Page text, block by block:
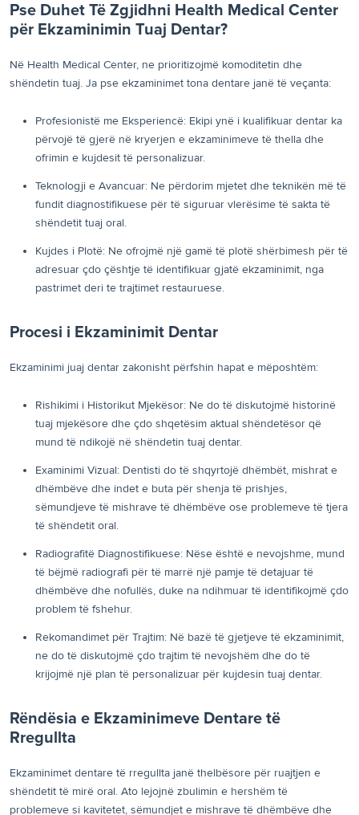
Pse Duhet Të Zgjidhni Health Medical Center
për Ekzaminimin Tuaj Dentar?
Në Health Medical Center, ne prioritizojmë komoditetin dhe
shëndetin tuaj. Ja pse ekzaminimet tona dentare janë të veçanta:
Profesionistë me Eksperiencë: Ekipi ynë i kualifikuar dentar ka
përvojë të gjerë në kryerjen e ekzaminimeve të thella dhe
ofrimin e kujdesit të personalizuar.
Teknologji e Avancuar: Ne përdorim mjetet dhe teknikën më të
fundit diagnostifikuese për të siguruar vlerësime të sakta të
shëndetit tuaj oral.
Kujdes i Plotë: Ne ofrojmë një gamë të plotë shërbimesh për të
adresuar çdo çështje të identifikuar gjatë ekzaminimit, nga
pastrimet deri te trajtimet restauruese.
Procesi i Ekzaminimit Dentar
Ekzaminimi juaj dentar zakonisht përfshin hapat e mëposhtëm:
Rishikimi i Historikut Mjekësor: Ne do të diskutojmë historinë
tuaj mjekësore dhe çdo shqetësim aktual shëndetësor që
mund të ndikojë në shëndetin tuaj dentar.
Examinimi Vizual: Dentisti do të shqyrtojë dhëmbët, mishrat e
dhëmbëve dhe indet e buta për shenja të prishjes,
sëmundjeve të mishrave të dhëmbëve ose problemeve të tjera
të shëndetit oral.
Radiografitë Diagnostifikuese: Nëse është e nevojshme, mund
të bëjmë radiografi për të marrë një pamje të detajuar të
dhëmbëve dhe nofullës, duke na ndihmuar të identifikojmë çdo
problem të fshehur.
Rekomandimet për Trajtim: Në bazë të gjetjeve të ekzaminimit,
ne do të diskutojmë çdo trajtim të nevojshëm dhe do të
krijojmë një plan të personalizuar për kujdesin tuaj dentar.
Rëndësia e Ekzaminimeve Dentare të
Rregullta
Ekzaminimet dentare të rregullta janë thelbësore për ruajtjen e
shëndetit të mirë oral. Ato lejojnë zbulimin e hershëm të
problemeve si kavitetet, sëmundjet e mishrave të dhëmbëve dhe